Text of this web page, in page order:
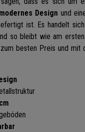
Design und
ist. Es handelt sich
so bleibt wie am
besten Preis und